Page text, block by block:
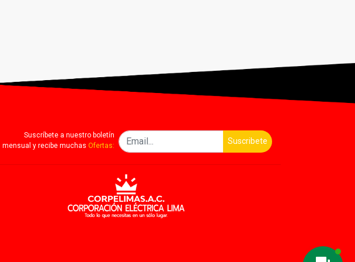
Suscríbete a nuestro boletín
mensual y recibe muchas Ofertas: Suscribete